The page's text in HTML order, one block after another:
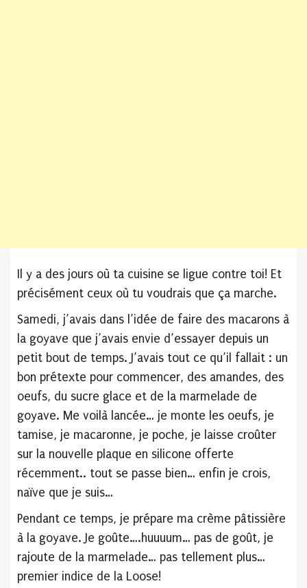
Il y a des jours où ta cuisine se ligue contre toi! Et
précisément ceux où tu voudrais que ça marche.
Samedi, j’avais dans l’idée de faire des macarons à
la goyave que j’avais envie d’essayer depuis un
petit bout de temps. J’avais tout ce qu’il fallait : un
bon prétexte pour commencer, des amandes, des
oeufs, du sucre glace et de la marmelade de
goyave. Me voilà lancée… je monte les oeufs, je
tamise, je macaronne, je poche, je laisse croûter
sur la nouvelle plaque en silicone offerte
récemment.. tout se passe bien… enfin je crois,
naïve que je suis…
Pendant ce temps, je prépare ma crème pâtissière
à la goyave. Je goûte….huuuum… pas de goût, je
rajoute de la marmelade… pas tellement plus…
premier indice de la Loose!